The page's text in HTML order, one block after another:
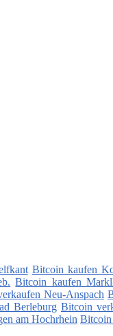
Bitcoin kaufen
Bitcoin kaufen
Neu-Anspach
Berleburg Bitcoin
am Hochrhein Bitcoin